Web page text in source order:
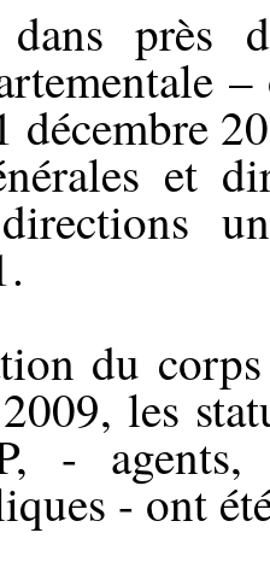
près
décembre
et
du
les
- agents,
- ont